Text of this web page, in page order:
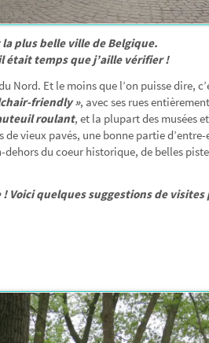
plus belle ville de Belgique.
était temps que j’aille vérifier !
Nord. Et le moins que l’on puisse dire,
friendly », avec ses rues
roulant, et la plupart des musées
vieux pavés, une bonne partie
du coeur historique, de belles
quelques suggestions de